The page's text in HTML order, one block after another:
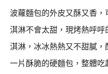
波蘿麵包的外皮又酥又香
淇淋不會太甜， 現烤熱呼呼
淇淋，冰冰熱熱又不甜膩，
一片酥脆的硬麵包，整體